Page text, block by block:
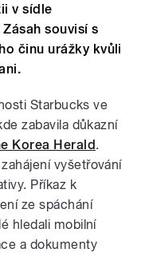
v sídle
souvisí s
činu urážky kvůli
Starbucks ve
zabavila důkazní
Korea Herald.
vyšetřování
Příkaz k
ze spáchání
hledali mobilní
a dokumenty